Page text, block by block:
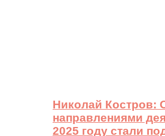
Николай Костров:
направлениями
2025 году стали